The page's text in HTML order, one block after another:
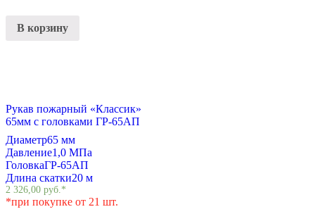
В корзину
Рукав пожарный «Классик»
65мм с головками ГР-65АП
Диаметр65 мм
Давление1,0 МПа
ГоловкаГР-65АП
Длина скатки20 м
2 326,00 руб. *
*при покупке от 21 шт.